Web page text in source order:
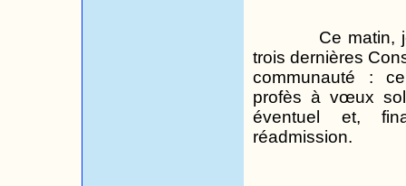
Ce matin,
trois dernières
communauté :
profès à vœux
éventuel et,
réadmission.